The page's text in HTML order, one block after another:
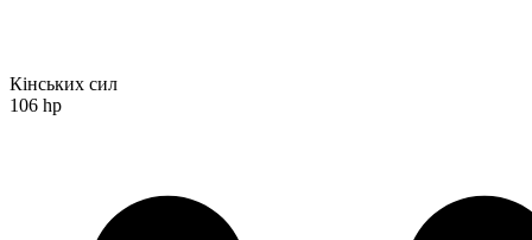
Кінських сил
106 hp